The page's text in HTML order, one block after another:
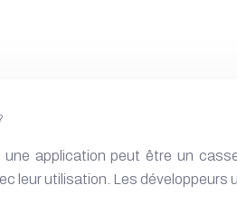
une application peut être un
leur utilisation. Les